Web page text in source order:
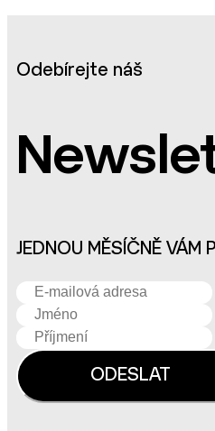
Odebírejte náš
JEDNOU MĚSÍČNĚ VÁM